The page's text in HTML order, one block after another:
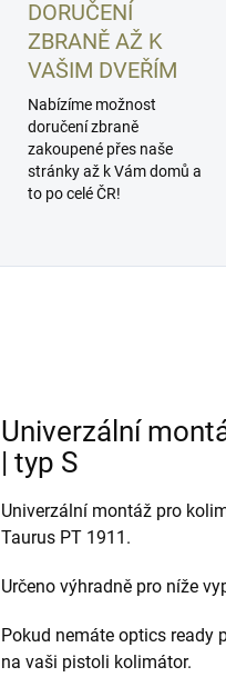
DORUČENÍ
ZBRANĚ AŽ K
VAŠIM DVEŘÍM
Nabízíme možnost
doručení zbraně
zakoupené přes naše
stránky až k Vám domů a
to po celé ČR!
Univerzální
| typ S
Univerzální montáž pro
Taurus PT 1911.
Určeno výhradně pro níže
Pokud nemáte optics ready
na vaši pistoli kolimátor.